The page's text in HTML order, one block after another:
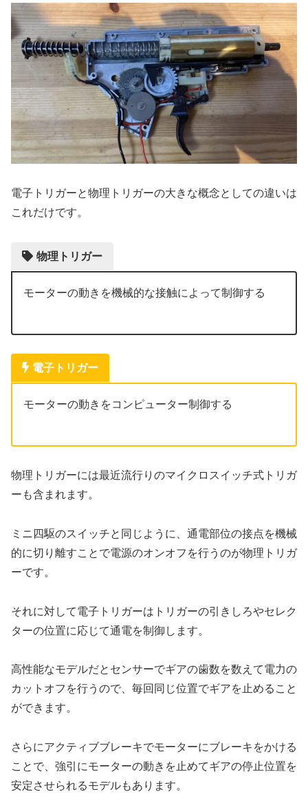
電子トリガーと物理トリガーの大きな概念としての違いは
これだけです。
物理トリガー
モーターの動きを機械的な接触によって制御する
電子トリガー
モーターの動きをコンピューター制御する
物理トリガーには最近流行りのマイクロスイッチ式トリガ
ーも含まれます。
ミニ四駆のスイッチと同じように、通電部位の接点を機械
的に切り離すことで電源のオンオフを行うのが物理トリガ
ーです。
それに対して電子トリガーはトリガーの引きしろやセレク
ターの位置に応じて通電を制御します。
高性能なモデルだとセンサーでギアの歯数を数えて電力の
カットオフを行うので、毎回同じ位置でギアを止めること
ができます。
さらにアクティブブレーキでモーターにブレーキをかける
ことで、強引にモーターの動きを止めてギアの停止位置を
安定させられるモデルもあります。